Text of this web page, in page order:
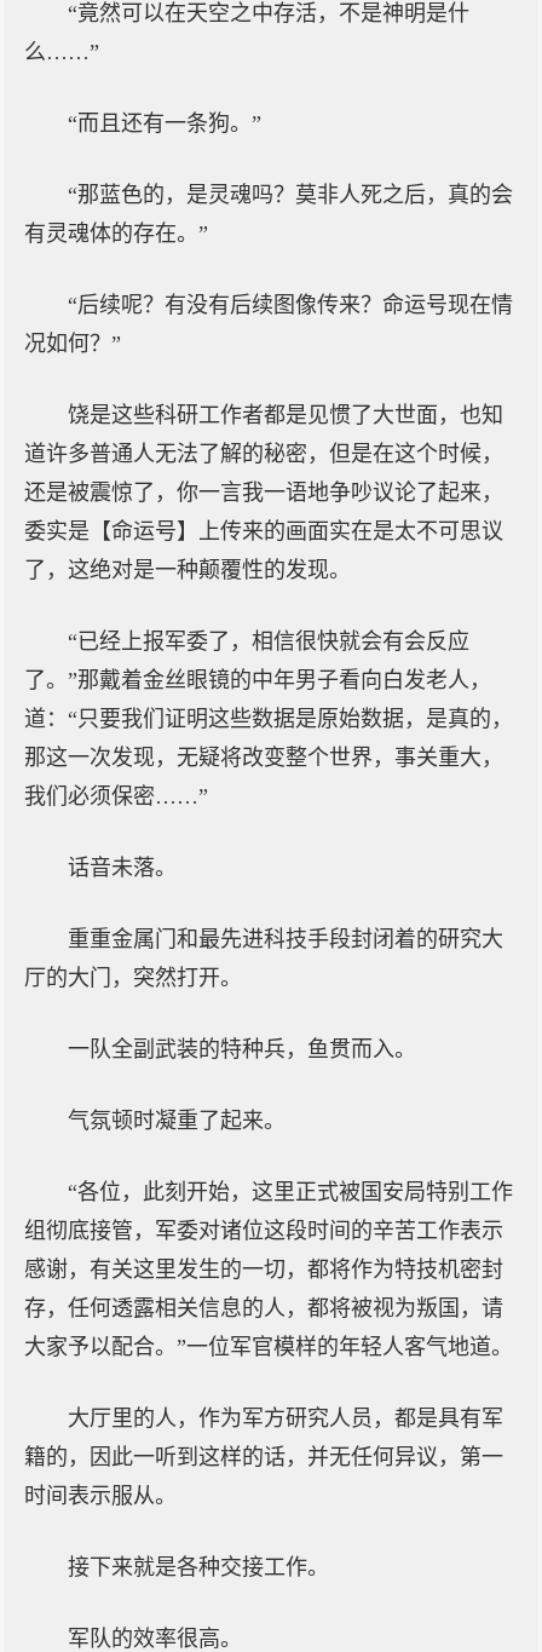
“竟然可以在天空之中存活，不是神明是什
么……”
“而且还有一条狗。”
“那蓝色的，是灵魂吗？莫非人死之后，真的会
有灵魂体的存在。”
“后续呢？有没有后续图像传来？命运号现在情
况如何？”
饶是这些科研工作者都是见惯了大世面，也知
道许多普通人无法了解的秘密，但是在这个时候，
还是被震惊了，你一言我一语地争吵议论了起来，
委实是【命运号】上传来的画面实在是太不可思议
了，这绝对是一种颠覆性的发现。
“已经上报军委了，相信很快就会有会反应
了。”那戴着金丝眼镜的中年男子看向白发老人，
道：“只要我们证明这些数据是原始数据，是真的，
那这一次发现，无疑将改变整个世界，事关重大，
我们必须保密……”
话音未落。
重重金属门和最先进科技手段封闭着的研究大
厅的大门，突然打开。
一队全副武装的特种兵，鱼贯而入。
气氛顿时凝重了起来。
“各位，此刻开始，这里正式被国安局特别工作
组彻底接管，军委对诸位这段时间的辛苦工作表示
感谢，有关这里发生的一切，都将作为特技机密封
存，任何透露相关信息的人，都将被视为叛国，请
大家予以配合。”一位军官模样的年轻人客气地道。
大厅里的人，作为军方研究人员，都是具有军
籍的，因此一听到这样的话，并无任何异议，第一
时间表示服从。
接下来就是各种交接工作。
军队的效率很高。